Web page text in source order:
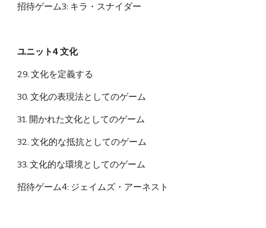
招待ゲーム3: キラ・スナイダー
ユニット4 文化
29. 文化を定義する
30. 文化の表現法としてのゲーム
31. 開かれた文化としてのゲーム
32. 文化的な抵抗としてのゲーム
33. 文化的な環境としてのゲーム
招待ゲーム4: ジェイムズ・アーネスト